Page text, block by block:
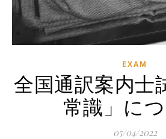
EXAM
全国通訳案内士
常識」に
05/04/2022